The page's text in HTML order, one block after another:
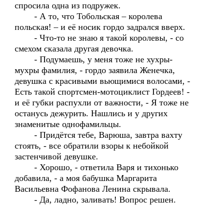
спросила одна из подружек.
- А то, что Тобольская – королева
польская! – и её носик гордо задрался вверх.
- Что-то не знаю я такой королевы, - со
смехом сказала другая девочка.
- Подумаешь, у меня тоже не хухры-
мухры фамилия, - гордо заявила Женечка,
девушка с красивыми вьющимися волосами, -
Есть такой спортсмен-мотоциклист Гордеев! -
и её губки распухли от важности, - Я тоже не
останусь дежурить. Нашлись и у других
знаменитые однофамильцы.
- Придётся тебе, Варюша, завтра вахту
стоять, - все обратили взоры к небойкой
застенчивой девушке.
- Хорошо, - ответила Варя и тихонько
добавила, - а моя бабушка Маргарита
Васильевна Фофанова Ленина скрывала.
- Да, ладно, заливать! Вопрос решен.